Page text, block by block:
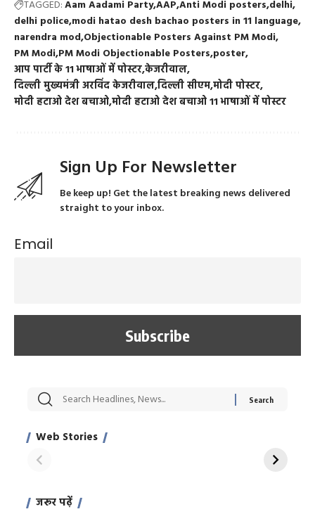
TAGGED:Aam Aadami PartyAAP Anti Modi posters delhi
delhi police modi hatao desh bachao posters in 11 language
narendra mod Objectionable Posters Against PM Modi
PM Modi PM Modi Objectionable Posters poster
आप पार्टी के 11 भाषाओं में पोस्टरकेजरीवाल
दिल्ली मुख्यमंत्री अरविंद केजरीवालदिल्ली सीएममोदी पोस्टर
मोदी हटाओ देश बचाओमोदी हटाओ देश बचाओ 11 भाषाओं में पोस्टर
Sign Up For Newsletter
Be keep up! Get the latest breaking news delivered
straight to your inbox.
Email
Web Stories
सट्टेबाजी में अरेस्ट हुए
साहिल खान
रोज एक कच्चे लहसुन
जरूर पढ़ें